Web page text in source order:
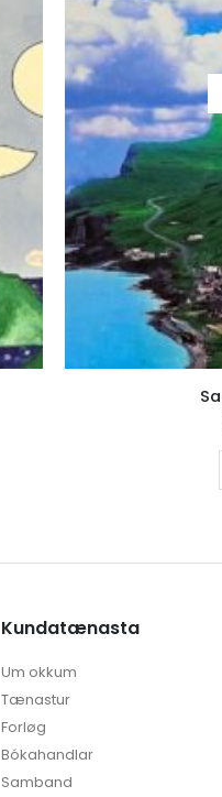
Kundatænasta
Um okkum
Tænastur
Forløg
Bókahandlar
Samband